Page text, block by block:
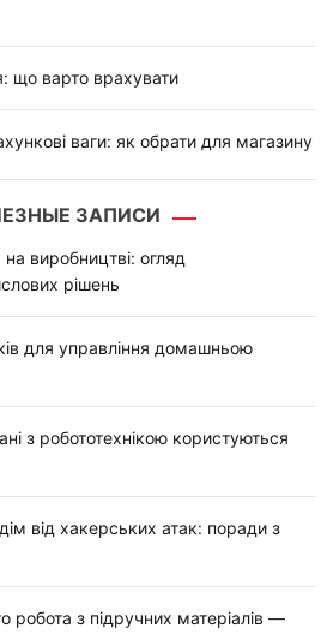
що варто врахувати
ваги: як обрати для магазину
ЗАПИСИ
виробництві: огляд
рішень
для управління домашньою
з робототехнікою користуються
від хакерських атак: поради з
робота з підручних матеріалів —